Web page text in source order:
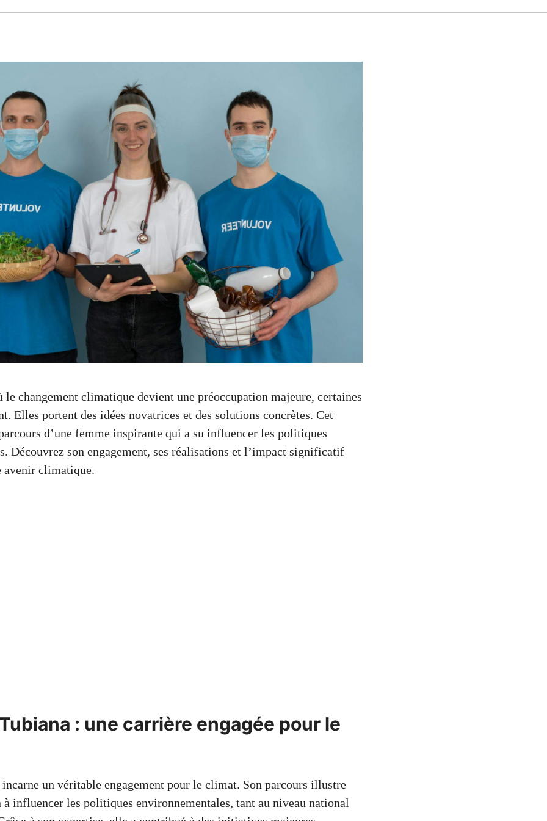
le changement climatique devient une préoccupation majeure, certaines
Elles portent des idées novatrices et des solutions concrètes. Cet
d’une femme inspirante qui a su influencer les politiques
Découvrez son engagement, ses réalisations et l’impact significatif
avenir climatique.
: une carrière engagée pour le
incarne un véritable engagement pour le climat. Son parcours illustre
influencer les politiques environnementales, tant au niveau national